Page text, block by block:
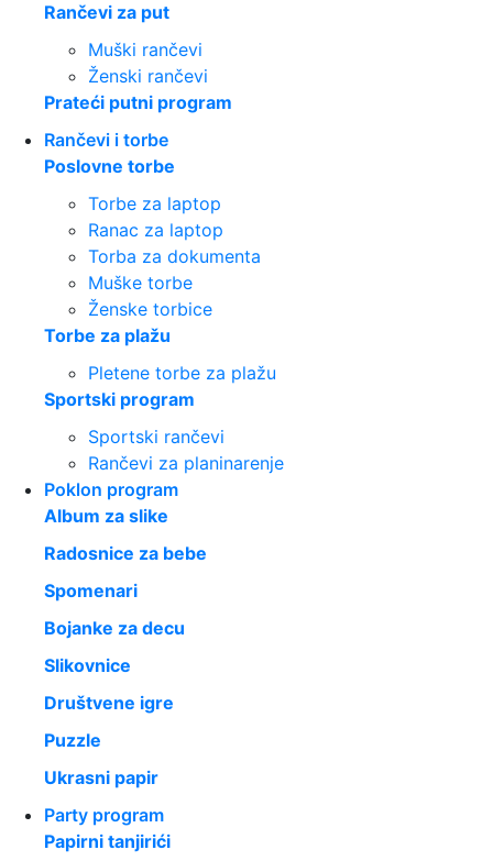
Rančevi za put
Muški rančevi
Ženski rančevi
Prateći putni program
Rančevi i torbe
Poslovne torbe
Torbe za laptop
Ranac za laptop
Torba za dokumenta
Muške torbe
Ženske torbice
Torbe za plažu
Pletene torbe za plažu
Sportski program
Sportski rančevi
Rančevi za planinarenje
Poklon program
Album za slike
Radosnice za bebe
Spomenari
Bojanke za decu
Slikovnice
Društvene igre
Puzzle
Ukrasni papir
Party program
Papirni tanjirići